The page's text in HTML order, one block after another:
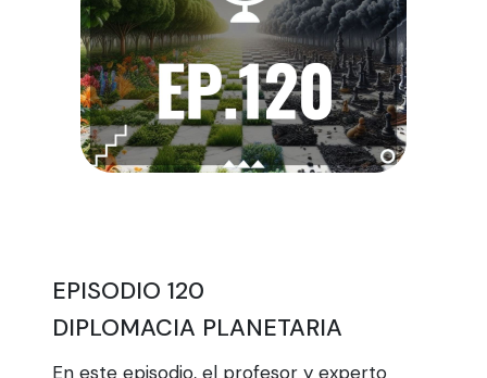
EPISODIO 120
DIPLOMACIA PLANETARIA
En este episodio, el profesor y experto